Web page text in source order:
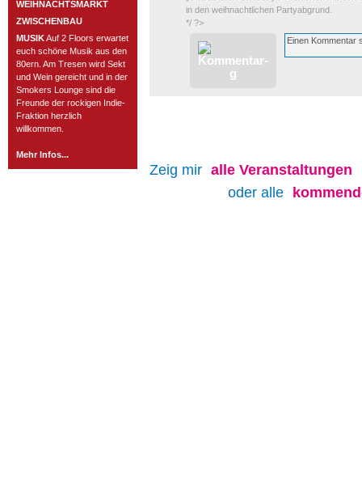
WEIHNACHTSMARKT
ZWISCHENBAU
MUSIKAuf 2 Floors erwartet
euch schöne Musik aus den
80ern. Am Tresen wird Sekt
und Wein gereicht und in der
Smokers Lounge sind die
Freunde der rockigen Indie-
Fraktion herzlich
willkommen.
Mehr Infos...
in den weihnachtlichen Partyabgrund.
*/ ?>
Zeig mir alle Veranstaltungen
oder alle